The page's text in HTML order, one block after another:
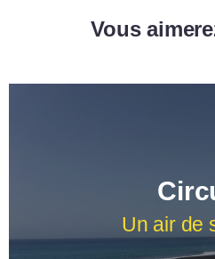
Vous
Un air de